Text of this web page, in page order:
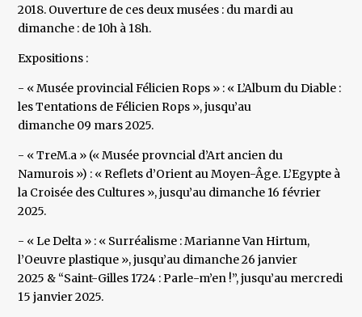
2018. Ouverture de ces deux musées : du mardi au
dimanche : de 10h à 18h.
Expositions :
- « Musée provincial Félicien Rops » : « L’Album du Diable :
les Tentations de Félicien Rops », jusqu’au
dimanche 09 mars 2025.
- « TreM.a » (« Musée provncial d’Art ancien du
Namurois ») : « Reflets d’Orient au Moyen-Âge. L’Egypte à
la Croisée des Cultures », jusqu’au dimanche 16 février
2025.
- « Le Delta » : « Surréalisme : Marianne Van Hirtum,
l’Oeuvre plastique », jusqu’au dimanche 26 janvier
2025 & “Saint-Gilles 1724 : Parle-m’en !”, jusqu’au mercredi
15 janvier 2025.